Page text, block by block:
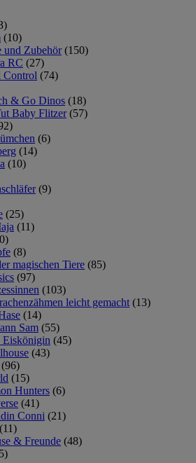
(10)
und Zubehör (150)
RC (27)
Control (74)
& Go Dinos (18)
Baby Flitzer (57)
(6)
(14)
(10)
(9)
(25)
(11)
(8)
magischen Tiere (85)
(97)
(103)
leicht gemacht (13)
(14)
Sam (55)
Eiskönigin (45)
(43)
(96)
(15)
Hunters (6)
(41)
Conni (21)
(11)
& Freunde (48)